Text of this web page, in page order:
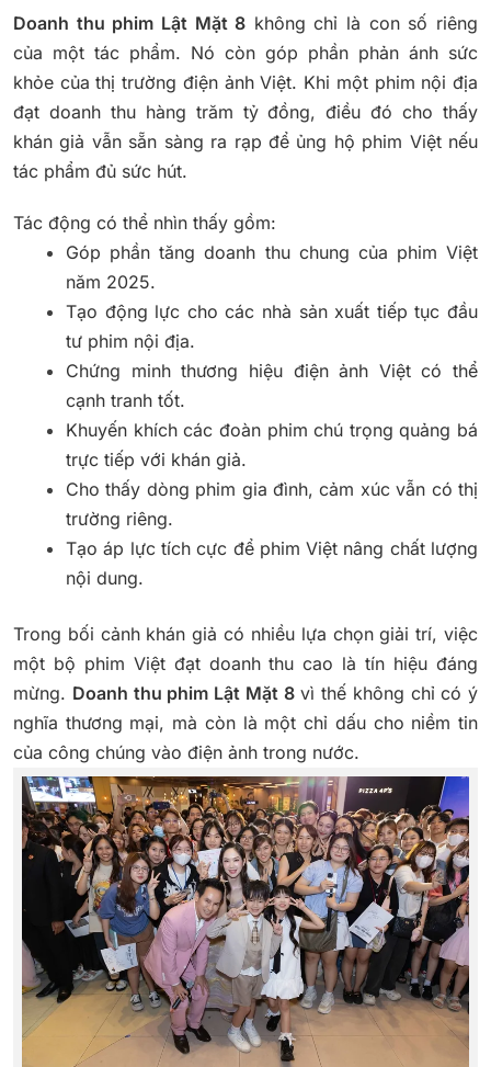
Doanh thu phim Lật Mặt 8 không chỉ là con số riêng
của một tác phẩm. Nó còn góp phần phản ánh sức
khỏe của thị trường điện ảnh Việt. Khi một phim nội địa
đạt doanh thu hàng trăm tỷ đồng, điều đó cho thấy
khán giả vẫn sẵn sàng ra rạp để ủng hộ phim Việt nếu
tác phẩm đủ sức hút.
Tác động có thể nhìn thấy gồm:
Góp phần tăng doanh thu chung của phim Việt
năm 2025.
Tạo động lực cho các nhà sản xuất tiếp tục đầu
tư phim nội địa.
Chứng minh thương hiệu điện ảnh Việt có thể
cạnh tranh tốt.
Khuyến khích các đoàn phim chú trọng quảng bá
trực tiếp với khán giả.
Cho thấy dòng phim gia đình, cảm xúc vẫn có thị
trường riêng.
Tạo áp lực tích cực để phim Việt nâng chất lượng
nội dung.
Trong bối cảnh khán giả có nhiều lựa chọn giải trí, việc
một bộ phim Việt đạt doanh thu cao là tín hiệu đáng
mừng. Doanh thu phim Lật Mặt 8vì thế không chỉ có ý
nghĩa thương mại, mà còn là một chỉ dấu cho niềm tin
của công chúng vào điện ảnh trong nước.